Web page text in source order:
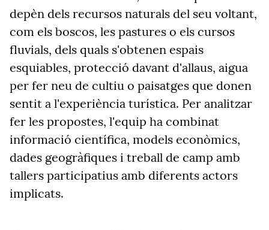
depèn dels recursos naturals del seu voltant,
com els boscos, les pastures o els cursos
fluvials, dels quals s'obtenen espais
esquiables, protecció davant d'allaus, aigua
per fer neu de cultiu o paisatges que donen
sentit a l'experiència turística. Per analitzar
fer les propostes, l'equip ha combinat
informació científica, models econòmics,
dades geogràfiques i treball de camp amb
tallers participatius amb diferents actors
implicats.